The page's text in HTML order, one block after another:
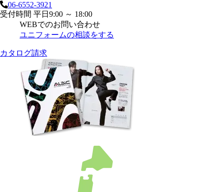
06-6552-3921
受付時間 平日9:00 ～ 18:00
WEBでのお問い合わせ
ユニフォームの相談をする
カタログ請求